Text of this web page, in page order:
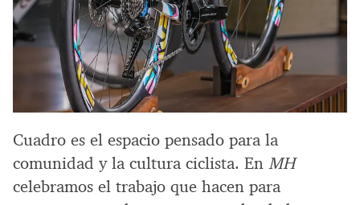
Cuadro es el espacio pensado para la
comunidad y la cultura ciclista. En MH
celebramos el trabajo que hacen para